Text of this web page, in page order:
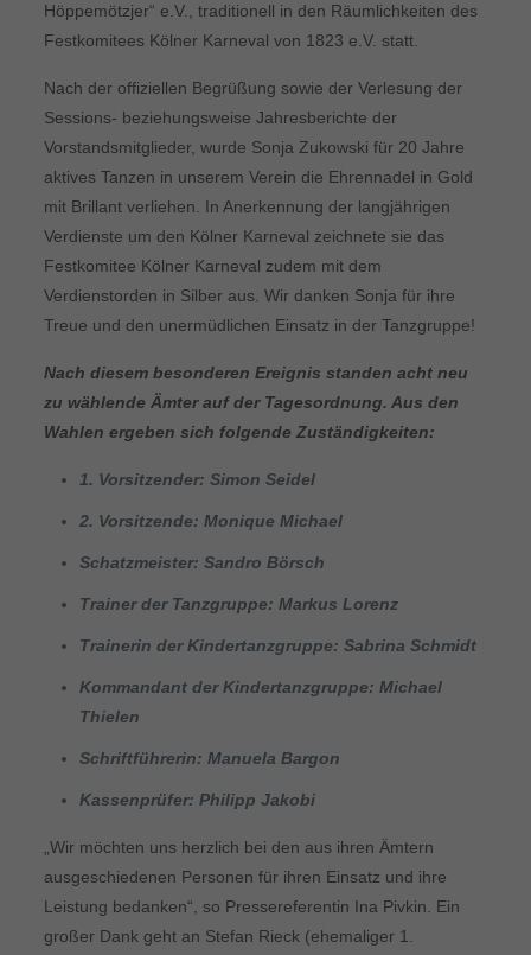
Höppemötzjer“ e.V., traditionell in den Räumlichkeiten des
Festkomitees Kölner Karneval von 1823 e.V. statt.
Nach der offiziellen Begrüßung sowie der Verlesung der
Sessions- beziehungsweise Jahresberichte der
Vorstandsmitglieder, wurde Sonja Zukowski für 20 Jahre
aktives Tanzen in unserem Verein die Ehrennadel in Gold
mit Brillant verliehen. In Anerkennung der langjährigen
Verdienste um den Kölner Karneval zeichnete sie das
Festkomitee Kölner Karneval zudem mit dem
Verdienstorden in Silber aus. Wir danken Sonja für ihre
Treue und den unermüdlichen Einsatz in der Tanzgruppe!
Nach diesem besonderen Ereignis standen acht neu
zu wählende Ämter auf der Tagesordnung. Aus den
Wahlen ergeben sich folgende Zuständigkeiten:
1. Vorsitzender: Simon Seidel
2. Vorsitzende: Monique Michael
Schatzmeister: Sandro Börsch
Trainer der Tanzgruppe: Markus Lorenz
Trainerin der Kindertanzgruppe: Sabrina Schmidt
Kommandant der Kindertanzgruppe: Michael
Thielen
Schriftführerin: Manuela Bargon
Kassenprüfer: Philipp Jakobi
„Wir möchten uns herzlich bei den aus ihren Ämtern
ausgeschiedenen Personen für ihren Einsatz und ihre
Leistung bedanken“, so Pressereferentin Ina Pivkin. Ein
großer Dank geht an Stefan Rieck (ehemaliger 1.